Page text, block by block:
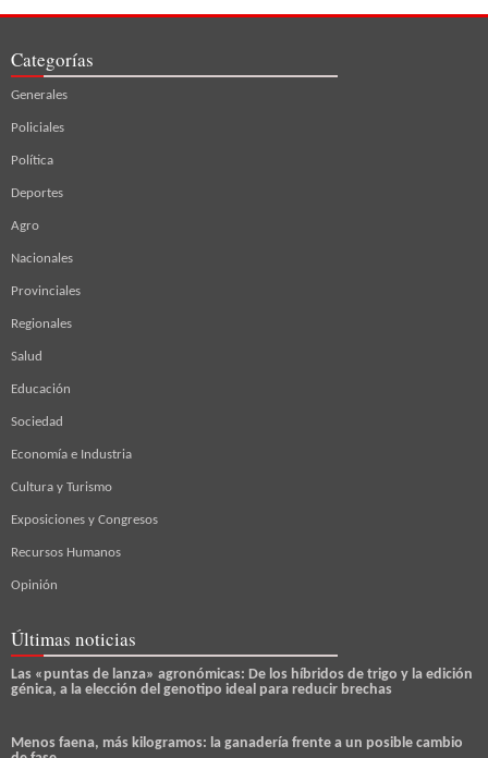
Categorías
Generales
Policiales
Política
Deportes
Agro
Nacionales
Provinciales
Regionales
Salud
Educación
Sociedad
Economía e Industria
Cultura y Turismo
Exposiciones y Congresos
Recursos Humanos
Opinión
Últimas noticias
Las «puntas de lanza» agronómicas: De los híbridos de trigo y la edición
génica, a la elección del genotipo ideal para reducir brechas
Menos faena, más kilogramos: la ganadería frente a un posible cambio